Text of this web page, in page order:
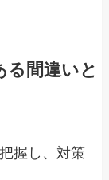
間違いと
握し、対策